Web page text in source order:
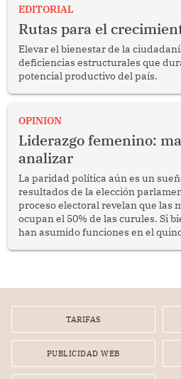
EDITORIAL
Rutas para el
Elevar el bienestar de la
deficiencias estructurales que
potencial productivo del país.
OPINION
Liderazgo femenino:
analizar
La paridad política aún es un
resultados de la elección
proceso electoral revelan que las
ocupan el 50% de las curules. Si
han asumido funciones en el
TARIFAS
PUBLICIDAD WEB